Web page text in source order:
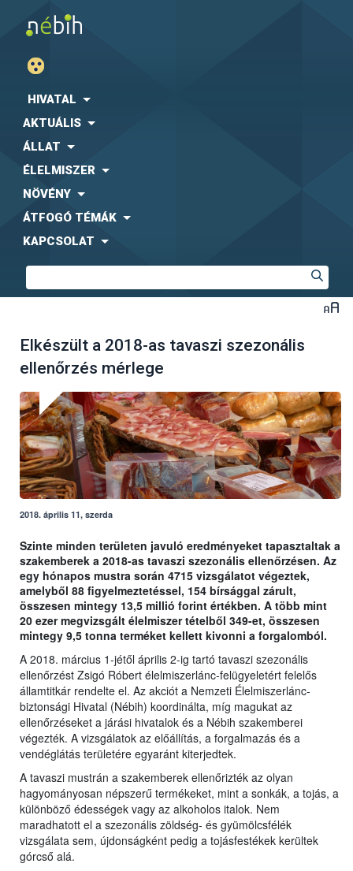
HIVATAL
AKTUÁLIS
ÁLLAT
ÉLELMISZER
NÖVÉNY
ÁTFOGÓ TÉMÁK
KAPCSOLAT
Elkészült a 2018-as tavaszi szezonális
ellenőrzés mérlege
2018. április 11, szerda
Szinte minden területen javuló eredményeket tapasztaltak a
szakemberek a 2018-as tavaszi szezonális ellenőrzésen. Az
egy hónapos mustra során 4715 vizsgálatot végeztek,
amelyből 88 figyelmeztetéssel, 154 bírsággal zárult,
összesen mintegy 13,5 millió forint értékben. A több mint
20 ezer megvizsgált élelmiszer tételből 349-et, összesen
mintegy 9,5 tonna terméket kellett kivonni a forgalomból.
A 2018. március 1-jétől április 2-ig tartó tavaszi szezonális
ellenőrzést Zsigó Róbert élelmiszerlánc-felügyeletért felelős
államtitkár rendelte el. Az akciót a Nemzeti Élelmiszerlánc-
biztonsági Hivatal (Nébih) koordinálta, míg magukat az
ellenőrzéseket a járási hivatalok és a Nébih szakemberei
végezték. A vizsgálatok az előállítás, a forgalmazás és a
vendéglátás területére egyaránt kiterjedtek.
A tavaszi mustrán a szakemberek ellenőrizték az olyan
hagyományosan népszerű termékeket, mint a sonkák, a tojás, a
különböző édességek vagy az alkoholos italok. Nem
maradhatott el a szezonális zöldség- és gyümölcsfélék
vizsgálata sem, újdonságként pedig a tojásfestékek kerültek
górcső alá.